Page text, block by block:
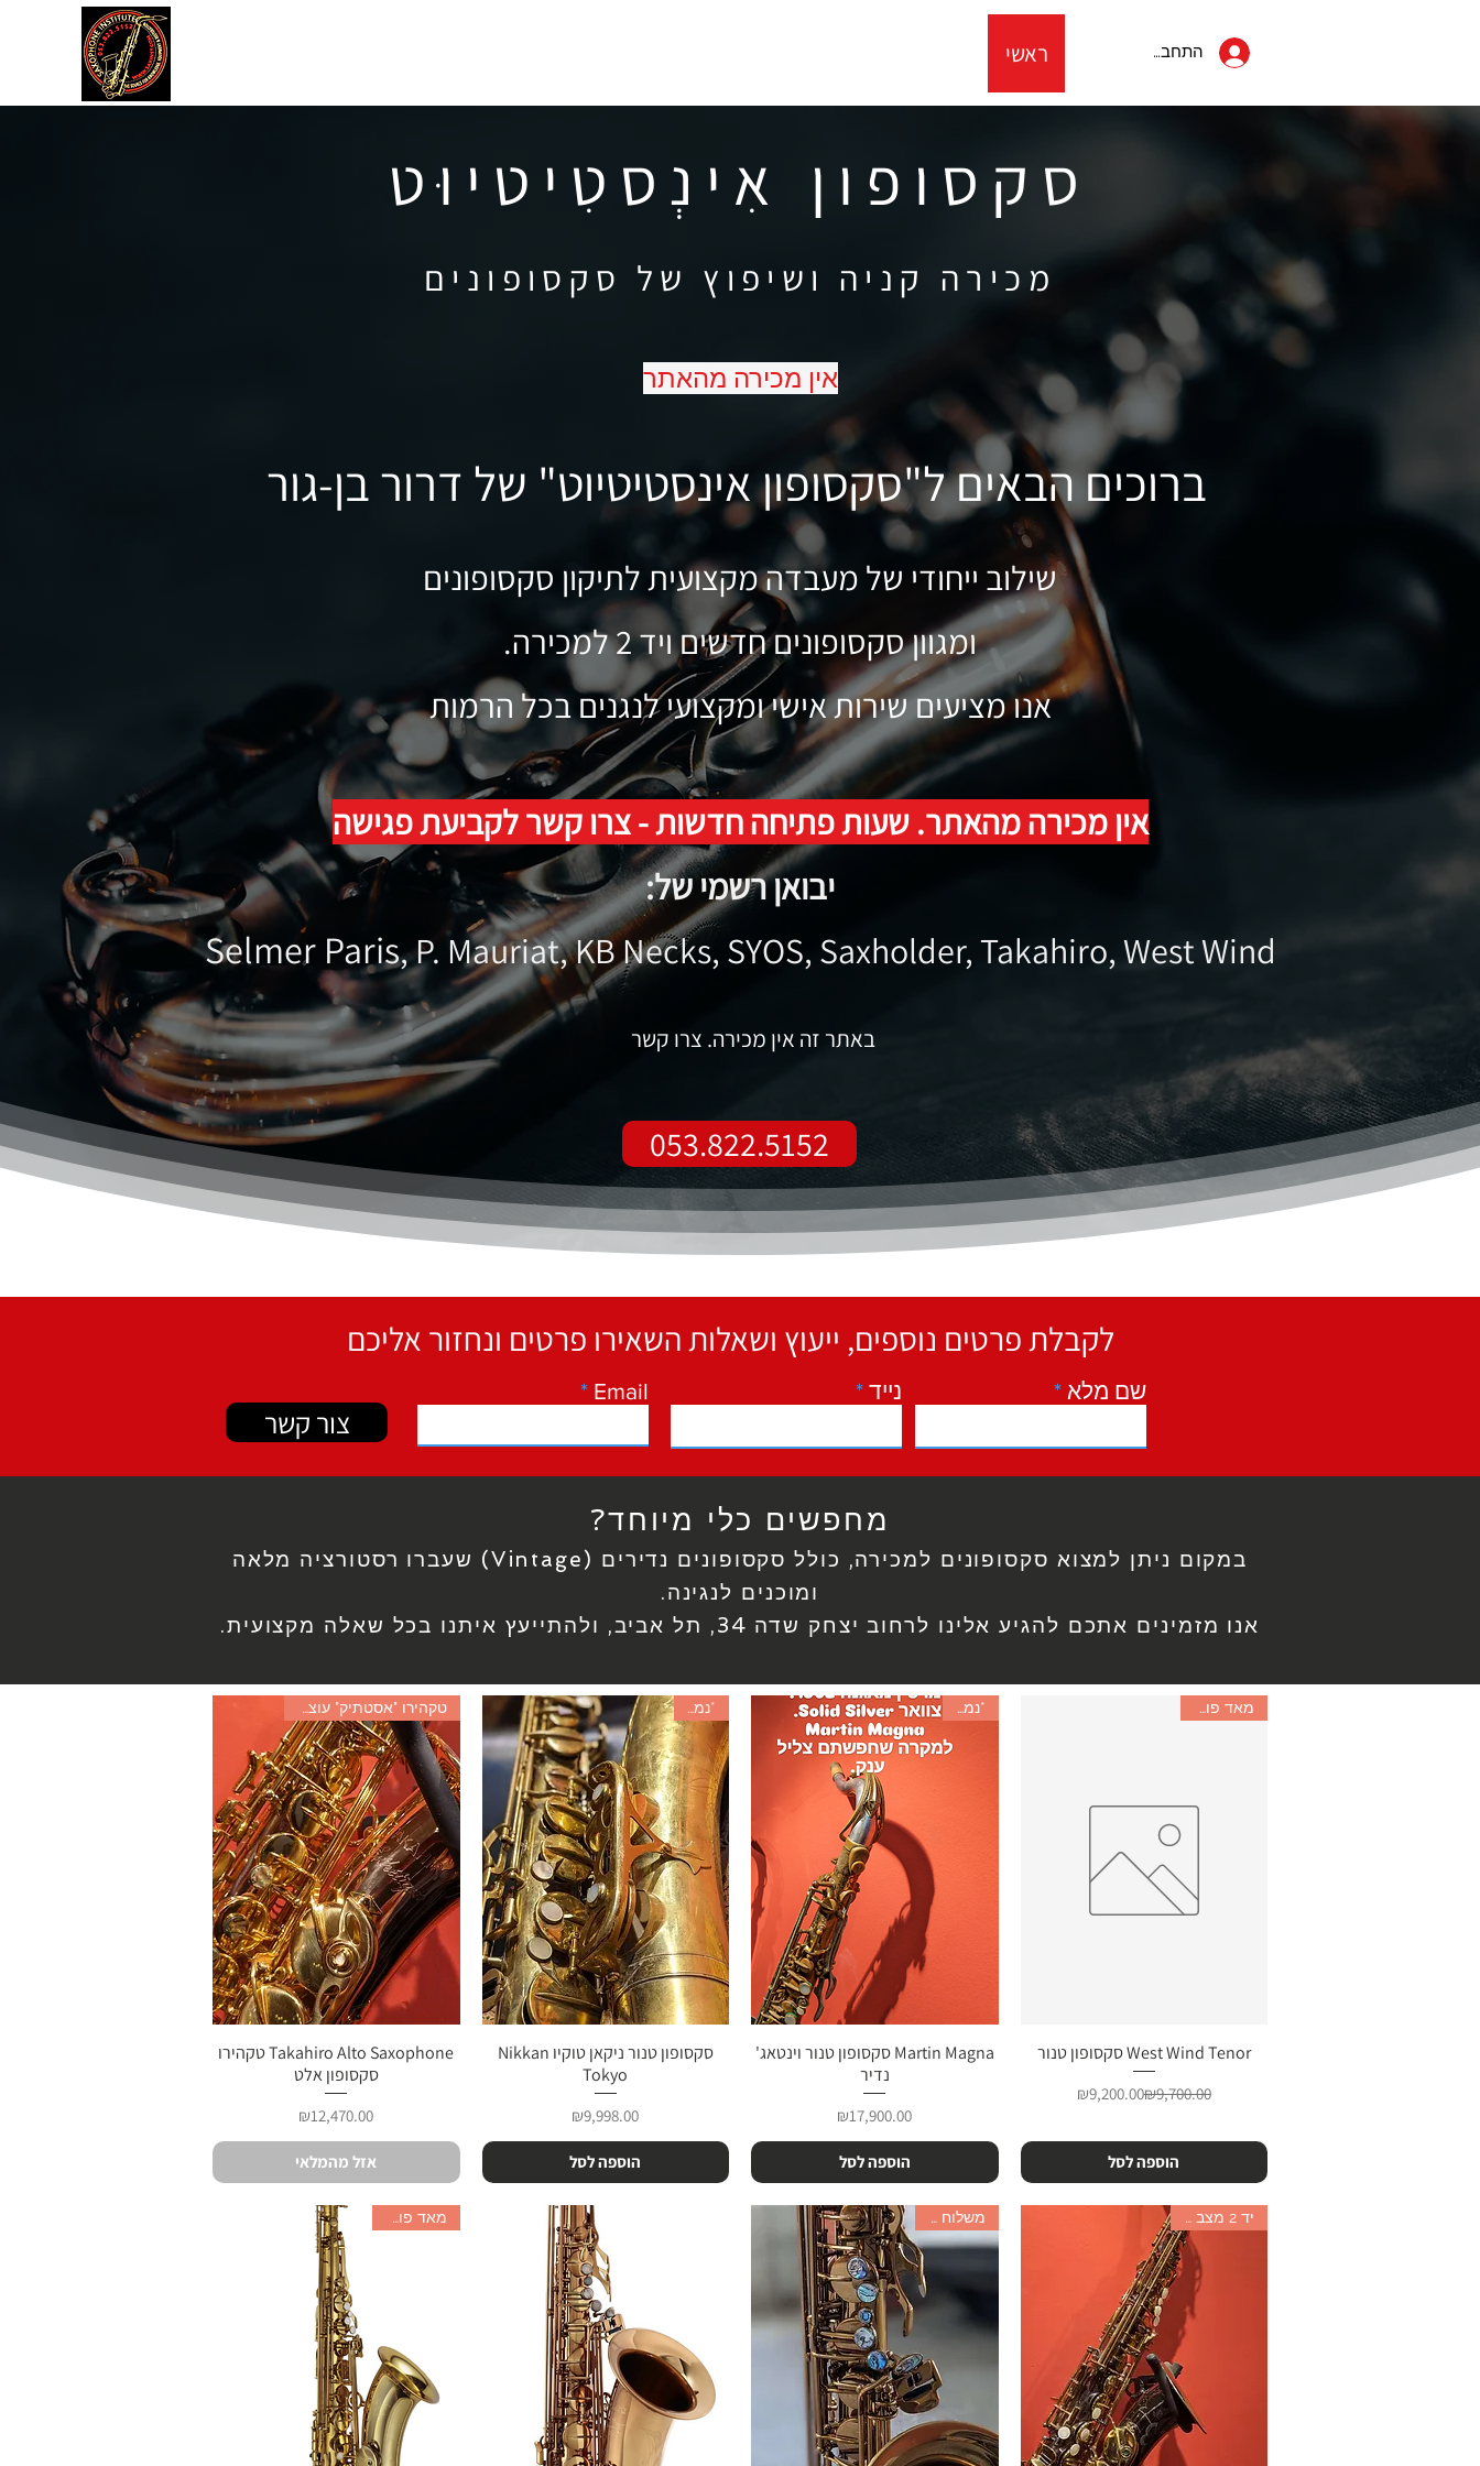
ראשי התחבר
סקסופון אִינְסטִיטיוּט
מכירה קניה ושיפוץ של סקסופונים
אין מכירה מהאתר
ברוכים הבאים ל"סקסופון אינסטיטיוט" של דרור בן-גור
שילוב ייחודי של מעבדה מקצועית לתיקון סקסופונים
ומגוון סקסופונים חדשים ויד 2 למכירה.
אנו מציעים שירות אישי ומקצועי לנגנים בכל הרמות
אין מכירה מהאתר. שעות פתיחה חדשות - צרו קשר לקביעת פגישה
יבואן רשמי של:
Selmer Paris, P. Mauriat, KB Necks, SYOS, Saxholder,Takahiro, West Wind
באתר זה אין מכירה. צרו קשר
053.822.5152
צור קשר
Email נייד שם מלא
מחפשים כלי מיוחד?
במקום ניתן למצוא סקסופונים למכירה, כולל סקסופונים נדירים (Vintage) שעברו רסטורציה מלאה
ומוכנים לנגינה.
אנו מזמינים אתכם להגיע אלינו לרחוב יצחק שדה 34, תל אביב, ולהתייעץ איתנו בכל שאלה מקצועית.
תצוגה מהירה
מאד פופולרי
West Wind Tenor סקסופון טנור
מחיר רגיל₪9,700.00מחיר מבצע
₪9,200.00
הוספה לסל
תצוגה מהירה
*נמכר*
Martin Magna סקסופון טנור וינטאג'
נדיר
מחיר
₪17,900.00
הוספה לסל
תצוגה מהירה
*נמכר*
סקסופון טנור ניקאן טוקיו Nikkan
Tokyo
מחיר
₪9,998.00
הוספה לסל
תצוגה מהירה
טקהירו "אסטתיק" עוצר נשימה
Takahiro Alto Saxophone טקהירו
סקסופון אלט
מחיר
₪12,470.00
אזל מהמלאי
יד 2 מצב נהדר משלוח חדש מאד פופולרי